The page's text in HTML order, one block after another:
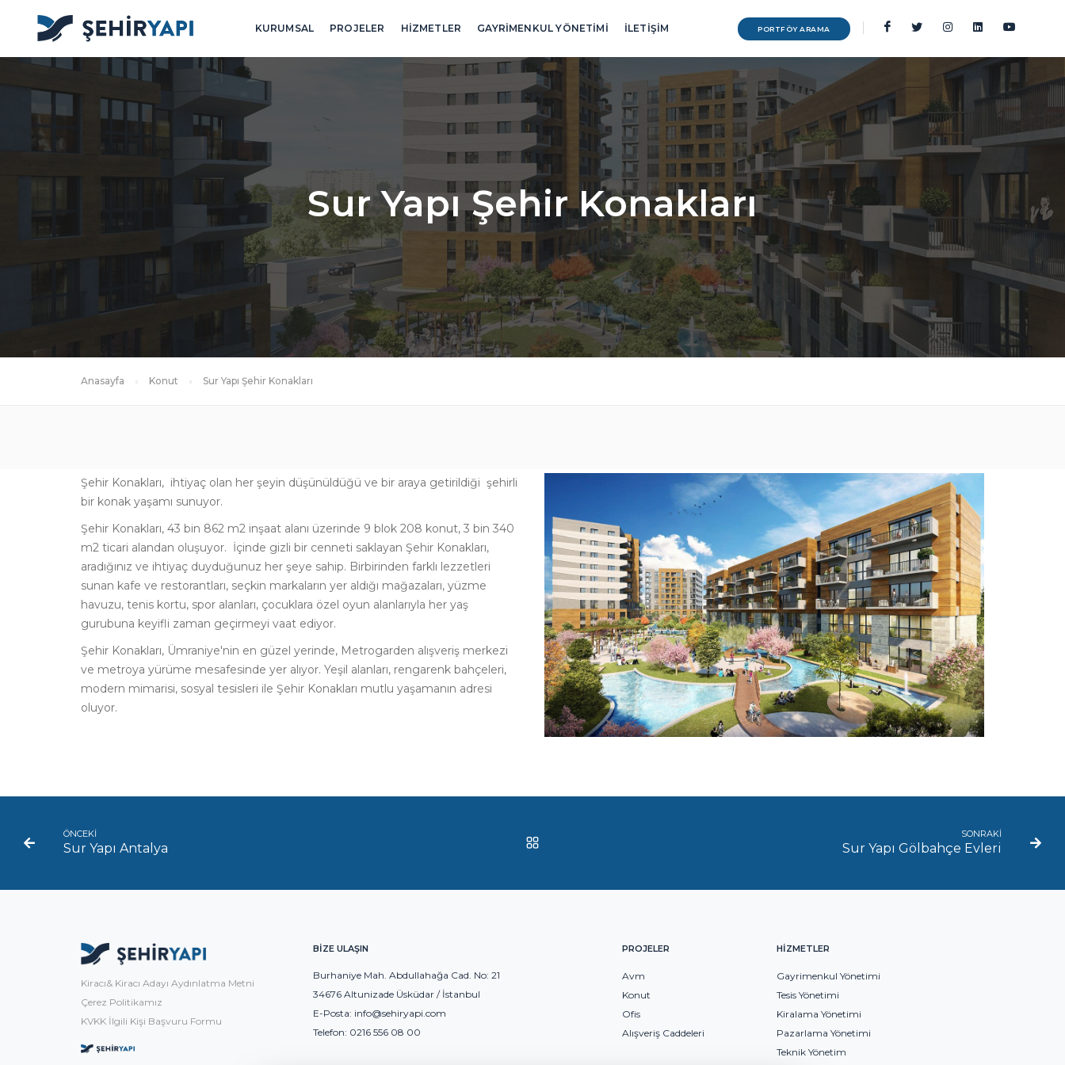
KURUMSAL PROJELER HİZMETLER GAYRİMENKUL YÖNETİMİ İLETİŞİM PORTFÖY ARAMA
Sur Yapı Şehir Konakları
Anasayfa Konut Sur Yapı Şehir Konakları
Şehir Konakları, ihtiyaç olan her şeyin düşünüldüğü ve bir araya getirildiği şehirli
bir konak yaşamı sunuyor.
Şehir Konakları, 43 bin 862 m2 inşaat alanı üzerinde 9 blok 208 konut, 3 bin 340
m2 ticari alandan oluşuyor. İçinde gizli bir cenneti saklayan Şehir Konakları,
aradığınız ve ihtiyaç duyduğunuz her şeye sahip. Birbirinden farklı lezzetleri
sunan kafe ve restorantları, seçkin markaların yer aldığı mağazaları, yüzme
havuzu, tenis kortu, spor alanları, çocuklara özel oyun alanlarıyla her yaş
gurubuna keyifli zaman geçirmeyi vaat ediyor.
Şehir Konakları, Ümraniye'nin en güzel yerinde, Metrogarden alışveriş merkezi
ve metroya yürüme mesafesinde yer alıyor. Yeşil alanları, rengarenk bahçeleri,
modern mimarisi, sosyal tesisleri ile Şehir Konakları mutlu yaşamanın adresi
oluyor.
ÖNCEKİ
Sur Yapı Antalya
SONRAKİ
Sur Yapı Gölbahçe Evleri
Kiracı& Kiracı Adayı Aydınlatma Metni
Çerez Politikamız
KVKK İlgili Kişi Başvuru Formu
BİZE ULAŞIN
Burhaniye Mah. Abdullahağa Cad. No: 21
34676 Altunizade Üsküdar / İstanbul
E-Posta: info@sehiryapi.com
Telefon: 0216 556 08 00
PROJELER
Avm
Konut
Ofis
Alışveriş Caddeleri
HİZMETLER
Gayrimenkul Yönetimi
Tesis Yönetimi
Kiralama Yönetimi
Pazarlama Yönetimi
Teknik Yönetim